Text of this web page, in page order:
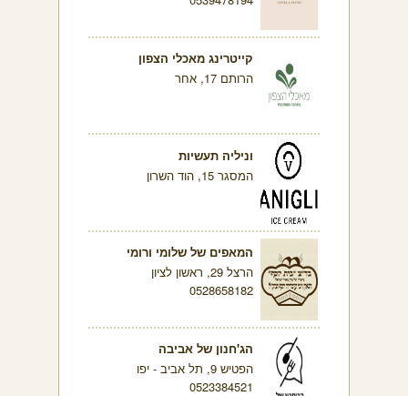
קייטרינג מאכלי הצפון
הרותם 17, אחר
וניליה תעשיות
המסגר 15, הוד השרון
המאפים של שלומי ורומי
הרצל 29, ראשון לציון
0528658182
הג'חנון של אביבה
הפטיש 9, תל אביב - יפו
0523384521